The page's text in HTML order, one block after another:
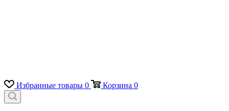
Избранные товары 0 Корзина 0